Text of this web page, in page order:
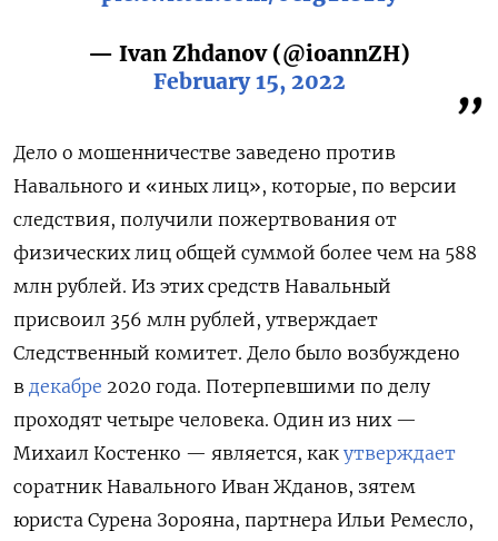
— Ivan Zhdanov (@ioannZH)
February 15, 2022
Дело о мошенничестве заведено против
Навального и «иных лиц», которые, по версии
следствия, получили пожертвования от
физических лиц общей суммой более чем на 588
млн рублей. Из этих средств Навальный
присвоил 356 млн рублей, утверждает
Следственный комитет. Дело было возбуждено
в декабре 2020 года. Потерпевшими по делу
проходят четыре человека. Один из них —
Михаил Костенко — является, как утверждает
соратник Навального Иван Жданов, зятем
юриста Сурена Зорояна, партнера Ильи Ремесло,